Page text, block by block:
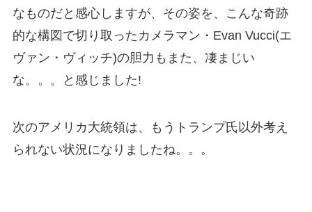
なものだと感心しますが、その姿を、こんな奇跡
的な構図で切り取ったカメラマン・Evan Vucci(エ
ヴァン・ヴィッチ)の胆力もまた、凄まじい
な。。。と感じました!
次のアメリカ大統領は、もうトランプ氏以外考え
られない状況になりましたね。。。